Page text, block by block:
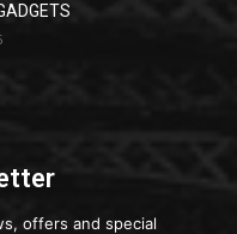
offers and special